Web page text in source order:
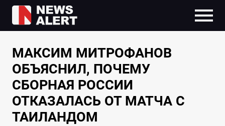
МАКСИМ МИТРОФАНОВ
ОБЪЯСНИЛ, ПОЧЕМУ
СБОРНАЯ РОССИИ
ОТКАЗАЛАСЬ ОТ МАТЧА С
ТАИЛАНДОМ